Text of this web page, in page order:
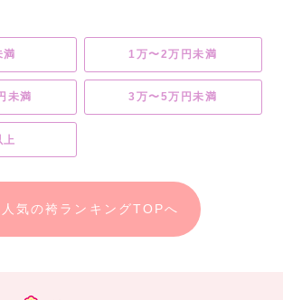
満 1万〜2万円未満
未満 3万〜5万円未満
人気の袴ランキングTOPへ